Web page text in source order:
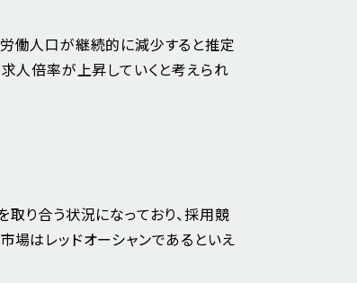
働人口が継続的に減少すると推定
人倍率が上昇していくと考えられ
り合う状況になっており、採用競
はレッドオーシャンであるといえ